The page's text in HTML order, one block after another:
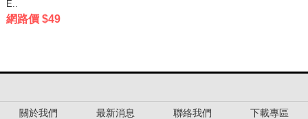
E..
網路價 $49
關於我們 最新消息 聯絡我們 下載專區